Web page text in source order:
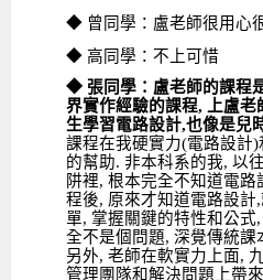
◆ 曾同學：盧老師很用心
◆ 高同學：不上可惜
◆ 張同學：盧老師的課程
界實作經驗的課程, 上盧
生學習電路設計,也像是兒
課程在我硬實力(電路設計
的幫助. 非本科系的我, 以
阱裡, 根本完全不知道電
程後, 原來才知道電路設計
單, 掌握關鍵的特性和公
全不是個問題, 深覺傳統
另外, 老師在軟實力上面,
管理團隊和解決問題上帶